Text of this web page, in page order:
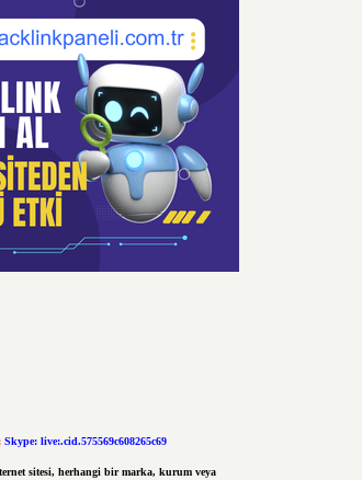
Skype: live:.cid.575569c608265c69
sitesi, herhangi bir marka, kurum veya